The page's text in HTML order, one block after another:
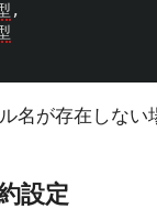
,
名が存在しない
設定